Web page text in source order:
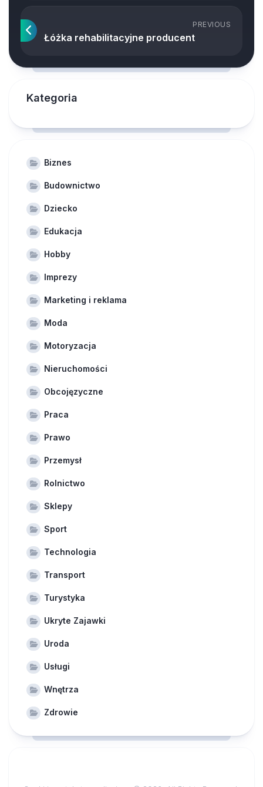
PREVIOUS
Łóżka rehabilitacyjne producent
Kategoria
Biznes
Budownictwo
Dziecko
Edukacja
Hobby
Imprezy
Marketing i reklama
Moda
Motoryzacja
Nieruchomości
Obcojęzyczne
Praca
Prawo
Przemysł
Rolnictwo
Sklepy
Sport
Technologia
Transport
Turystyka
Ukryte Zajawki
Uroda
Usługi
Wnętrza
Zdrowie